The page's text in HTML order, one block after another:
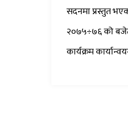
सदनमा प्रस्तुत
२०७५÷७६ को
कार्यक्रम